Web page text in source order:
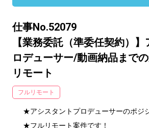
仕事No.52079
【業務委託（準委任契約）
ロデューサー/動画納品まで
リモート
フルリモート
★アシスタントプロデューサーのポジ
★フルリモート案件です！